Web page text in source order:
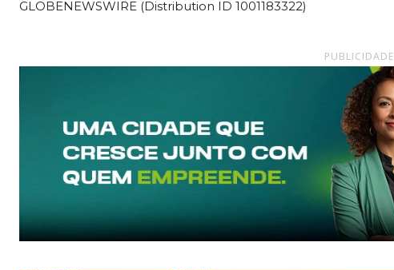
GLOBENEWSWIRE (Distribution ID 1001183322)
PUBLICIDADE